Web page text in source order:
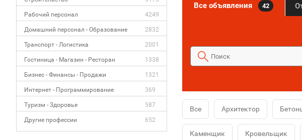
Рабочий персонал 4249
Домашний персонал - Образование 2832
Транспорт - Логистика 2001
Гостиница - Магазин - Ресторан 1338
Бизнес - Финансы - Продажи 1321
Интернет - Программирование 369
Туризм - Здоровье 587
Другие профессии 652
Все объявления 42
Все Архитектор
Каменщик Кровельщик